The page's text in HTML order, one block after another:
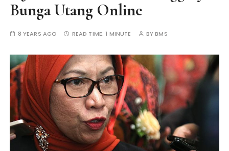
Bunga Utang Online
8 YEARS AGO READ TIME:1 MINUTE BYBMS